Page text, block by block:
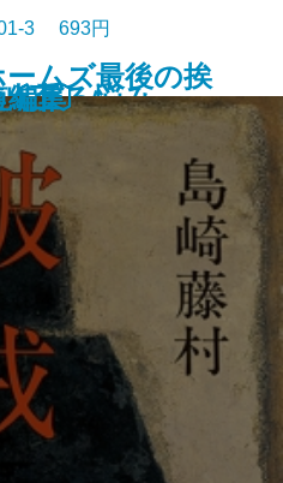
ムズ最後の挨
下〕
上〕
づる悩み
3 693円
上〕
下〕
集